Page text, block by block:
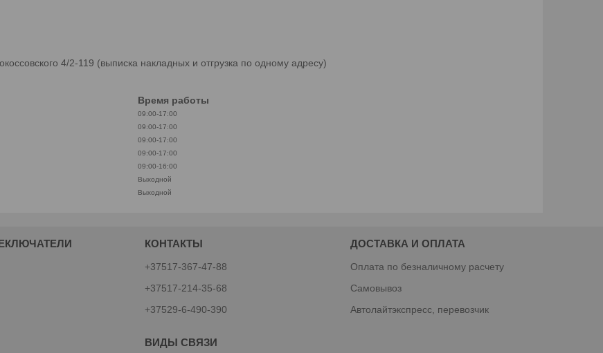
4/2-119 (выписка накладных и отгрузка по одному адресу)
Время работы
09:00-17:00
09:00-17:00
09:00-17:00
09:00-17:00
09:00-16:00
Выходной
Выходной
КОНТАКТЫ
+37517-367-47-88
+37517-214-35-68
+37529-6-490-390
ДОСТАВКА И ОПЛАТА
Оплата по безналичному расчету
Самовывоз
Автолайтэкспресс, перевозчик